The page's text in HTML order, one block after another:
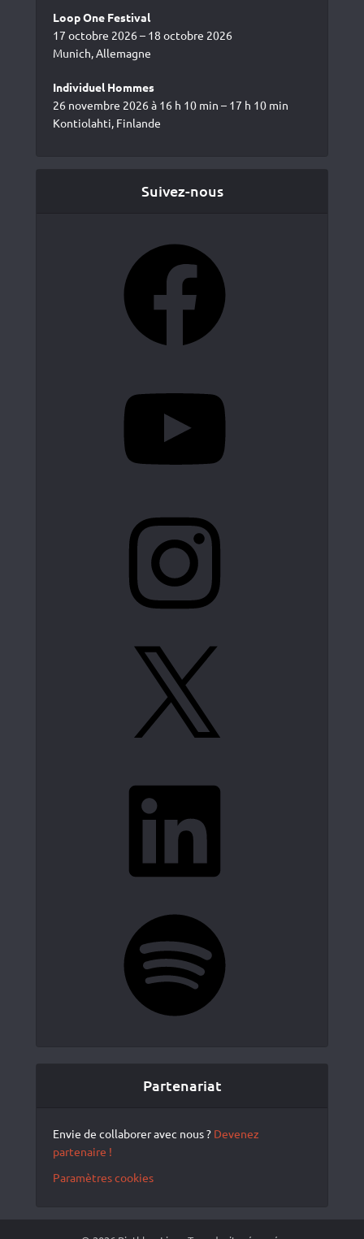
Loop One Festival
17 octobre 2026 – 18 octobre 2026
Munich, Allemagne
Individuel Hommes
26 novembre 2026 à 16 h 10 min – 17 h 10 min
Kontiolahti, Finlande
Suivez-nous
Partenariat
Envie de collaborer avec nous ? Devenez
partenaire !
Paramètres cookies